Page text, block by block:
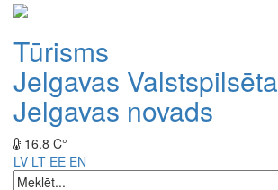
Tūrisms
Jelgavas Valstspilsēta
Jelgavas novads
16.8 C°
LV LT EE EN